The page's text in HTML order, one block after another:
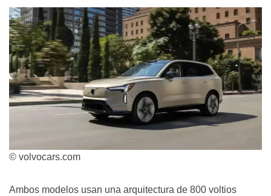
© volvocars.com
Ambos modelos usan una arquitectura de 800 voltios